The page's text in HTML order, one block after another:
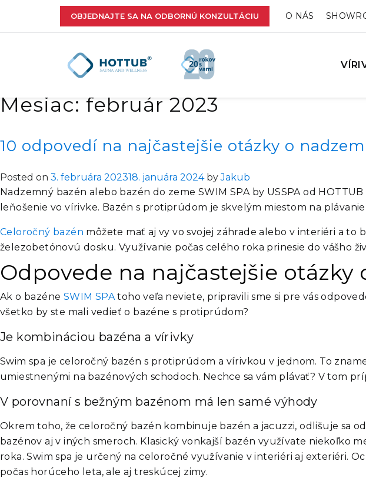
OBJEDNAJTE SA NA ODBORNÚ KONZULTÁCIU O NÁS
Mesiac: február 2023
10 odpovedí na najčastejšie otázky o
Posted on 3. februára 202318. januára 2024byJakub
Nadzemný bazén alebo bazén do zeme SWIM SPA by USSPA od
leňošenie vo vírivke. Bazén s protiprúdom je skvelým miestom na
Celoročný bazén môžete mať aj vy vo svojej záhrade alebo v interiéri a
železobetónovú dosku. Využívanie počas celého roka prinesie do vášho
Odpovede na najčastejšie otázky
Ak o bazéne SWIM SPAtoho veľa neviete, pripravili sme si pre vás
všetko by ste mali vedieť o bazéne s protiprúdom?
Je kombináciou bazéna a vírivky
Swim spa je celoročný bazén s protiprúdom a vírivkou v jednom. To
umiestnenými na bazénových schodoch. Nechce sa vám plávať? V tom
V porovnaní s bežným bazénom má len samé výhody
Okrem toho, že celoročný bazén kombinuje bazén a jacuzzi, odlišuje sa
bazénov aj v iných smeroch. Klasický vonkajší bazén využívate niekoľko
roka. Swim spa je určený na celoročné využívanie v interiéri aj exteriéri.
počas horúceho leta, ale aj treskúcej zimy.